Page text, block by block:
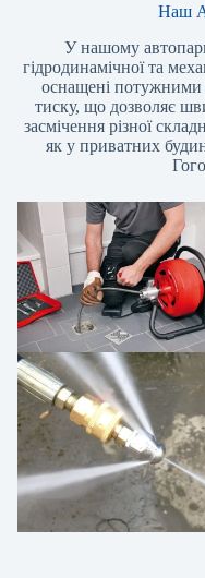
Наш
У нашому
гідродинамічної та
оснащені потужними
тиску, що дозволяє
засмічення різної
як у приватних